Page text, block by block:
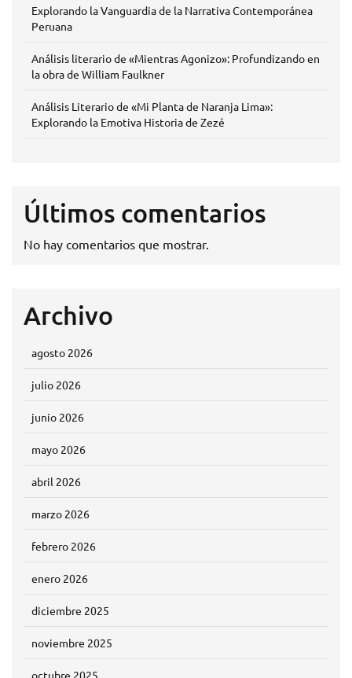
Explorando la Vanguardia de la Narrativa Contemporánea
Peruana
Análisis literario de «Mientras Agonizo»: Profundizando en
la obra de William Faulkner
Análisis Literario de «Mi Planta de Naranja Lima»:
Explorando la Emotiva Historia de Zezé
Últimos comentarios
No hay comentarios que mostrar.
Archivo
agosto 2026
julio 2026
junio 2026
mayo 2026
abril 2026
marzo 2026
febrero 2026
enero 2026
diciembre 2025
noviembre 2025
octubre 2025